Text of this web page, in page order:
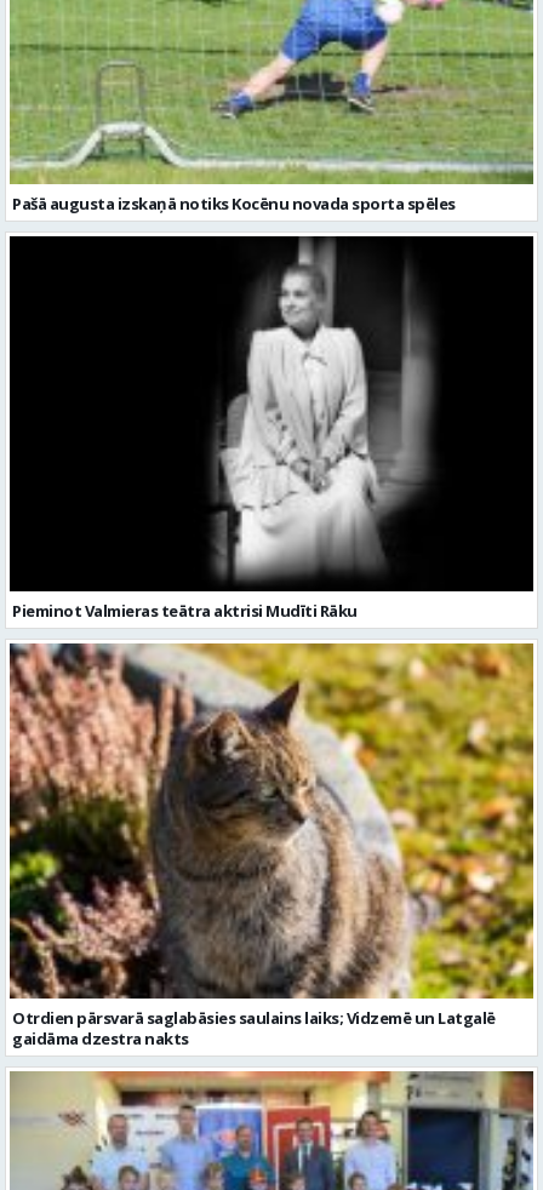
Pašā augusta izskaņā notiks Kocēnu novada sporta spēles
Pieminot Valmieras teātra aktrisi Mudīti Rāku
Otrdien pārsvarā saglabāsies saulains laiks; Vidzemē un Latgalē
gaidāma dzestra nakts